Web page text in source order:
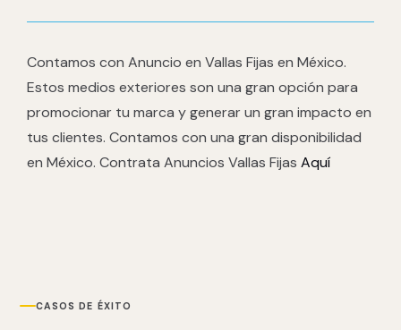
Contamos con Anuncio en Vallas Fijas en México.
Estos medios exteriores son una gran opción para
promocionar tu marca y generar un gran impacto en
tus clientes. Contamos con una gran disponibilidad
en México. Contrata Anuncios Vallas Fijas Aquí
CASOS DE ÉXITO